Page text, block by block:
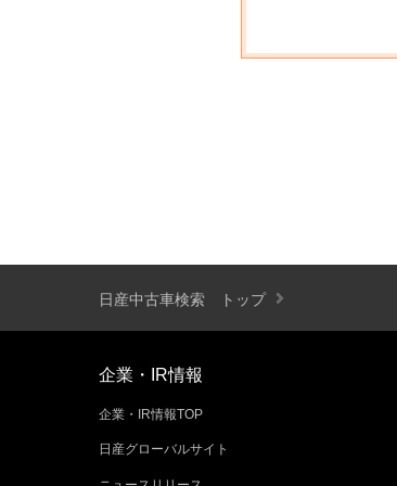
日産中古車検索 トップ
企業・IR情報
企業・IR情報TOP
日産グローバルサイト